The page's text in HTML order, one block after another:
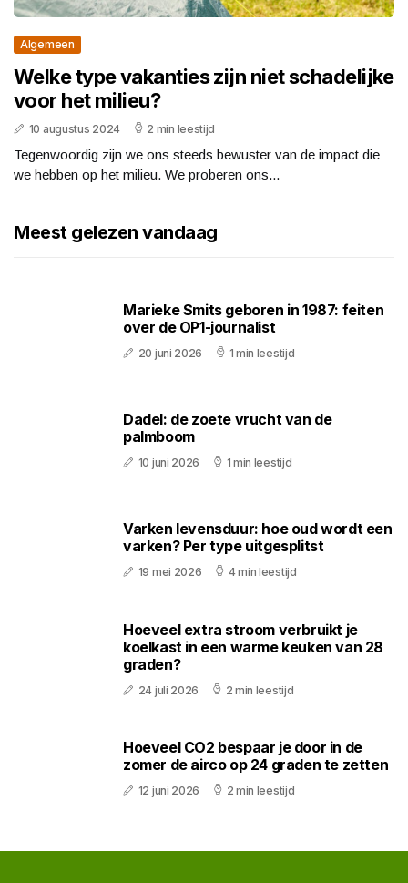
Algemeen
Welke type vakanties zijn niet schadelijke
voor het milieu?
10 augustus 2024 2 min leestijd
Tegenwoordig zijn we ons steeds bewuster van de impact die
we hebben op het milieu. We proberen ons...
Meest gelezen vandaag
Marieke Smits geboren in 1987: feiten
over de OP1-journalist
20 juni 2026 1 min leestijd
Dadel: de zoete vrucht van de
palmboom
10 juni 2026 1 min leestijd
Varken levensduur: hoe oud wordt een
varken? Per type uitgesplitst
19 mei 2026 4 min leestijd
Hoeveel extra stroom verbruikt je
koelkast in een warme keuken van 28
graden?
24 juli 2026 2 min leestijd
Hoeveel CO2 bespaar je door in de
zomer de airco op 24 graden te zetten
12 juni 2026 2 min leestijd